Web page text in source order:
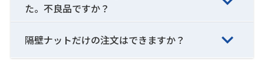
た。不良品ですか？
隔壁ナットだけの注文はできますか？